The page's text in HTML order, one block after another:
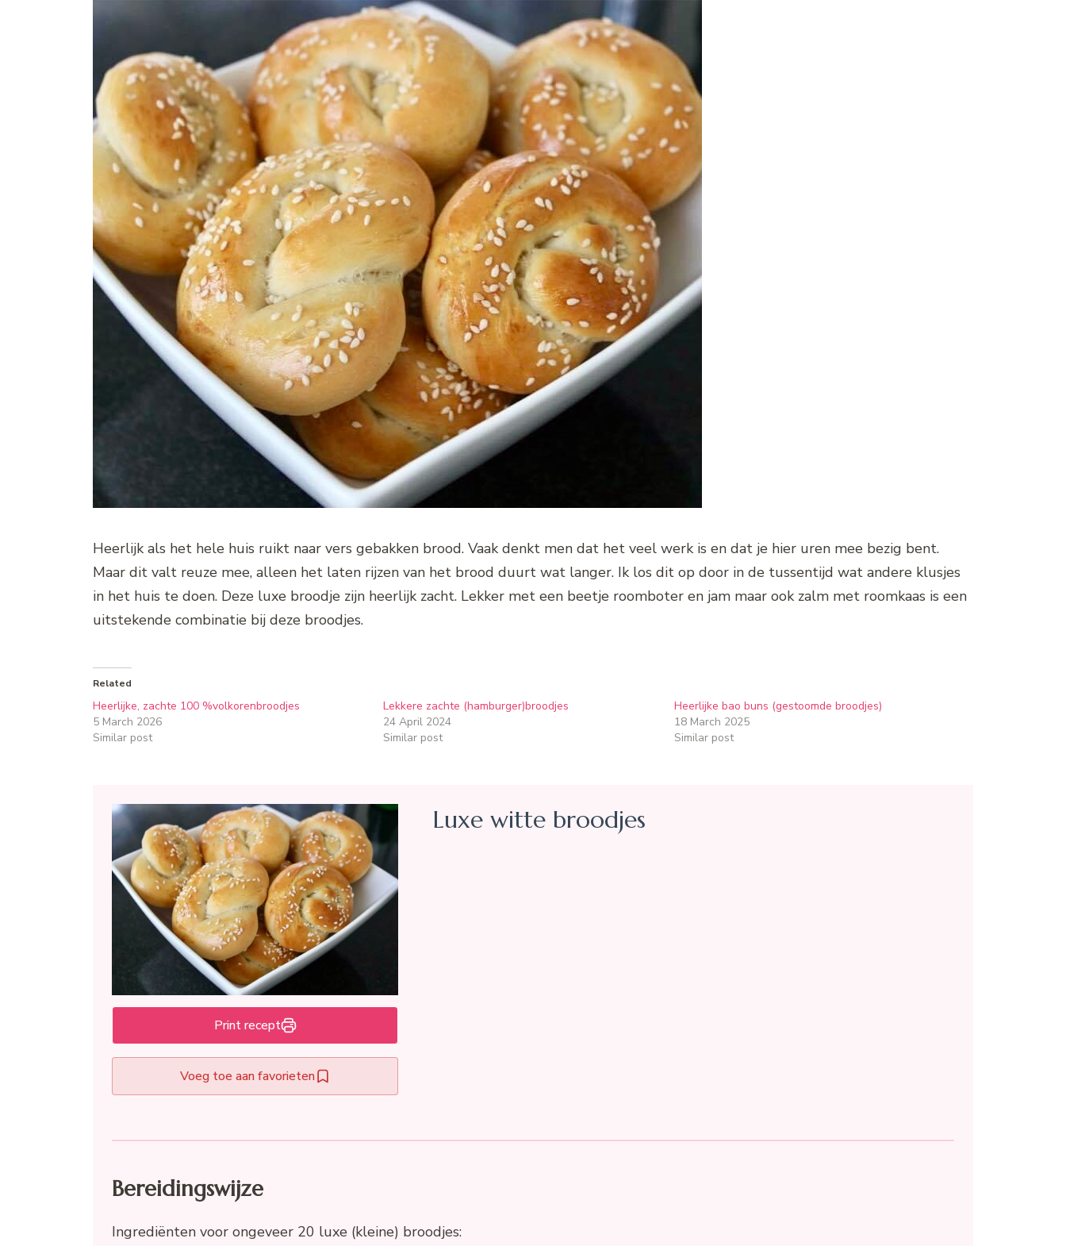
Heerlijk als het hele huis ruikt naar vers gebakken brood. Vaak denkt men dat het veel werk is en dat je hier uren mee bezig bent.
Maar dit valt reuze mee, alleen het laten rijzen van het brood duurt wat langer. Ik los dit op door in de tussentijd wat andere klusjes
in het huis te doen. Deze luxe broodje zijn heerlijk zacht. Lekker met een beetje roomboter en jam maar ook zalm met roomkaas is een
uitstekende combinatie bij deze broodjes.
Related
Heerlijke, zachte 100 %volkorenbroodjes
5 March 2026
Similar post
Lekkere zachte (hamburger)broodjes
24 April 2024
Similar post
Heerlijke bao buns (gestoomde broodjes)
18 March 2025
Similar post
Print recept
Voeg toe aan favorieten
Luxe witte broodjes
Bereidingswijze
Ingrediënten voor ongeveer 20 luxe (kleine) broodjes: